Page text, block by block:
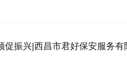
振兴|西昌市君好保安服务有